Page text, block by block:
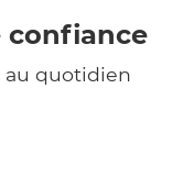
confiance
au quotidien